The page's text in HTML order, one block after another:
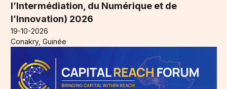
l’Intermédiation, du Numérique et de
l’Innovation) 2026
19-10-2026
Conakry, Guinée